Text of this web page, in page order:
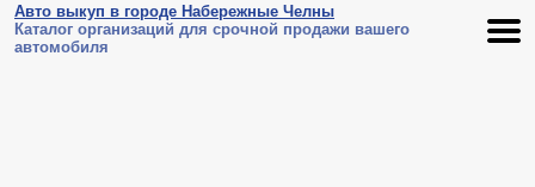
Авто выкуп в городе Набережные Челны
Каталог организаций для срочной продажи вашего
автомобиля